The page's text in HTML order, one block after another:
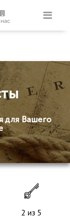
для Вашего
2 из 5